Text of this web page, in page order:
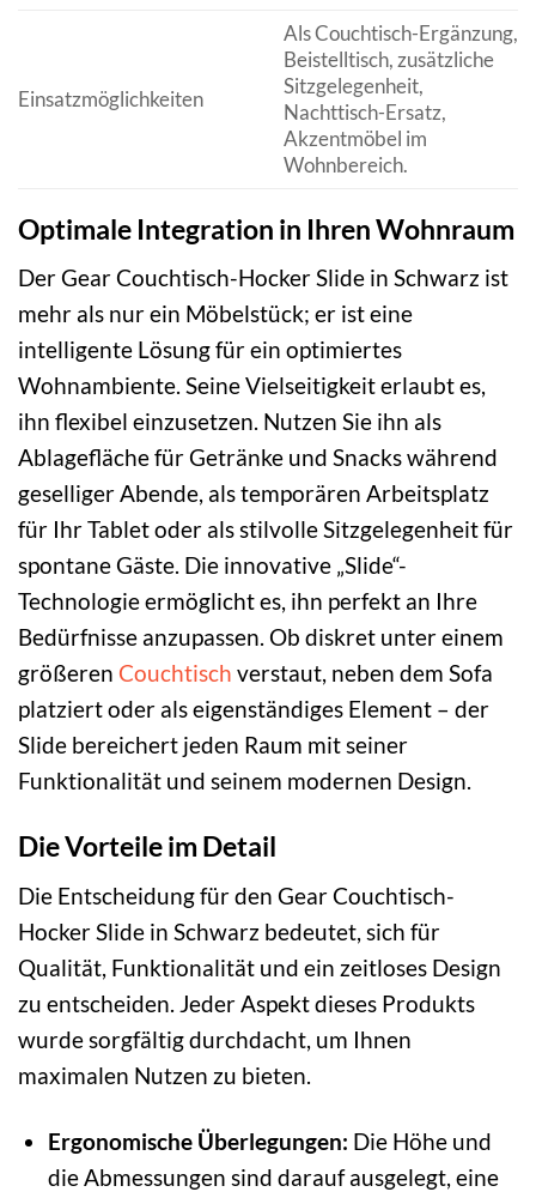
Einsatzmöglichkeiten
Als Couchtisch-Ergänzung,
Beistelltisch, zusätzliche
Sitzgelegenheit,
Nachttisch-Ersatz,
Akzentmöbel im
Wohnbereich.
Optimale Integration in Ihren Wohnraum
Der Gear Couchtisch-Hocker Slide in Schwarz ist
mehr als nur ein Möbelstück; er ist eine
intelligente Lösung für ein optimiertes
Wohnambiente. Seine Vielseitigkeit erlaubt es,
ihn flexibel einzusetzen. Nutzen Sie ihn als
Ablagefläche für Getränke und Snacks während
geselliger Abende, als temporären Arbeitsplatz
für Ihr Tablet oder als stilvolle Sitzgelegenheit für
spontane Gäste. Die innovative „Slide“-
Technologie ermöglicht es, ihn perfekt an Ihre
Bedürfnisse anzupassen. Ob diskret unter einem
größeren Couchtisch verstaut, neben dem Sofa
platziert oder als eigenständiges Element – der
Slide bereichert jeden Raum mit seiner
Funktionalität und seinem modernen Design.
Die Vorteile im Detail
Die Entscheidung für den Gear Couchtisch-
Hocker Slide in Schwarz bedeutet, sich für
Qualität, Funktionalität und ein zeitloses Design
zu entscheiden. Jeder Aspekt dieses Produkts
wurde sorgfältig durchdacht, um Ihnen
maximalen Nutzen zu bieten.
Ergonomische Überlegungen: Die Höhe und
die Abmessungen sind darauf ausgelegt, eine